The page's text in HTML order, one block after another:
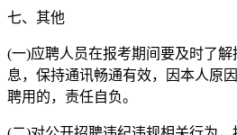
七、其他
(一)应聘人员在报考期间要及时了
息，保持通讯畅通有效，因本人原
聘用的，责任自负。